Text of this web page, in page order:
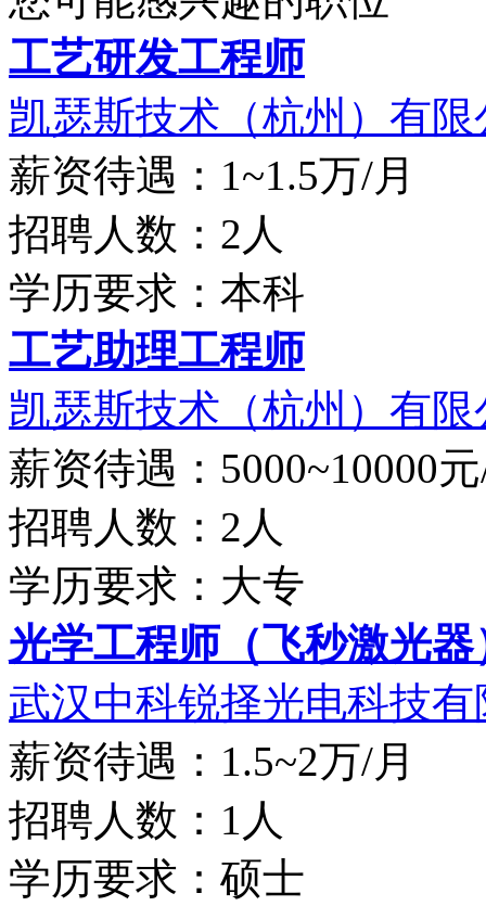
工艺研发工程师
凯瑟斯技术（杭州）有限
薪资待遇：1~1.5万/月
招聘人数：2人
学历要求：本科
工艺助理工程师
凯瑟斯技术（杭州）有限
薪资待遇：5000~10000
招聘人数：2人
学历要求：大专
光学工程师（飞秒激光器
武汉中科锐择光电科技有
薪资待遇：1.5~2万/月
招聘人数：1人
学历要求：硕士